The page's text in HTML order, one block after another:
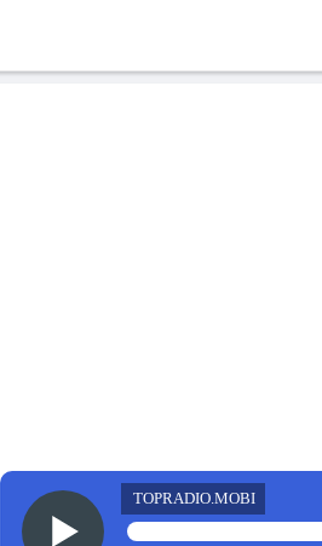
TOPRADIO.MOBI